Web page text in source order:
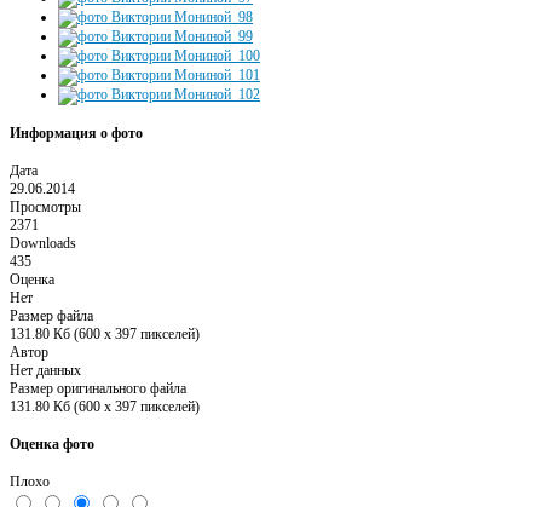
Информация о фото
Дата
29.06.2014
Просмотры
2371
Downloads
435
Оценка
Нет
Размер файла
131.80 Кб (600 x 397 пикселей)
Автор
Нет данных
Размер оригинального файла
131.80 Кб (600 x 397 пикселей)
Оценка фото
Плохо